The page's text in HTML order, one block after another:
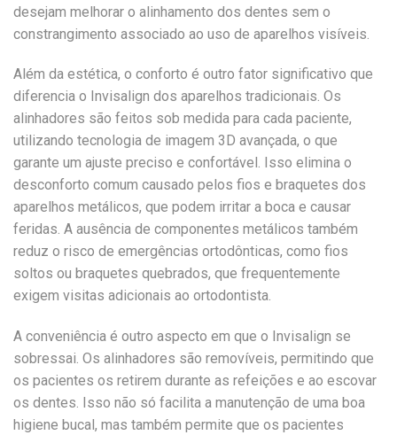
desejam melhorar o alinhamento dos dentes sem o
constrangimento associado ao uso de aparelhos visíveis.
Além da estética, o conforto é outro fator significativo que
diferencia o Invisalign dos aparelhos tradicionais. Os
alinhadores são feitos sob medida para cada paciente,
utilizando tecnologia de imagem 3D avançada, o que
garante um ajuste preciso e confortável. Isso elimina o
desconforto comum causado pelos fios e braquetes dos
aparelhos metálicos, que podem irritar a boca e causar
feridas. A ausência de componentes metálicos também
reduz o risco de emergências ortodônticas, como fios
soltos ou braquetes quebrados, que frequentemente
exigem visitas adicionais ao ortodontista.
A conveniência é outro aspecto em que o Invisalign se
sobressai. Os alinhadores são removíveis, permitindo que
os pacientes os retirem durante as refeições e ao escovar
os dentes. Isso não só facilita a manutenção de uma boa
higiene bucal, mas também permite que os pacientes